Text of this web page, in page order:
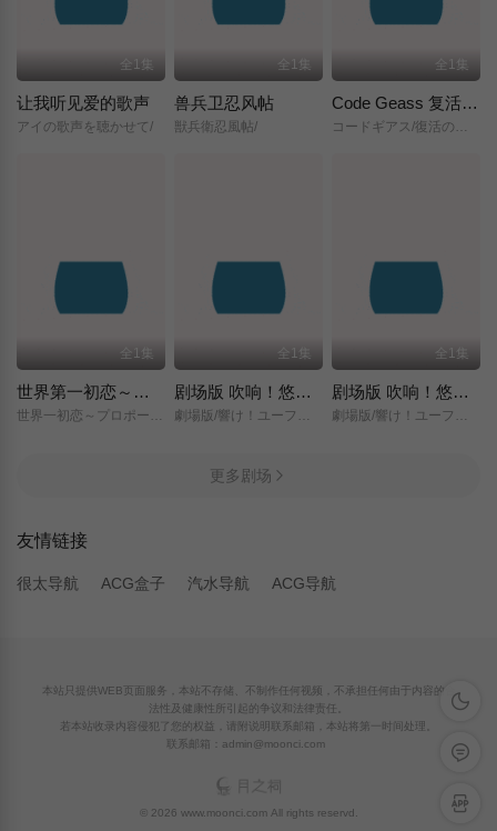
全1集
让我听见爱的歌声
アイの歌声を聴かせて/
全1集
兽兵卫忍风帖
獣兵衛忍風帖/
全1集
Code Geass 复活的鲁路修
コードギアス/復活のルルーシュ/
全1集
世界第一初恋～求婚篇～
全1集
剧场版 吹响！悠风号～想要传达的旋律～
全1集
剧场版 吹响！悠风号～誓言的终章～
更多剧场
友情链接
很太导航 ACG盒子 汽水导航 ACG导航
深色模
留言反
APP下
本站只提供WEB页面服务，本站不存储、不制作任何视频，不承担任何由于内容的合
法性及健康性所引起的争议和法律责任。
若本站收录内容侵犯了您的权益，请附说明联系邮箱，本站将第一时间处理。
联系邮箱：admin@moonci.com
© 2026 www.moonci.com All rights reservd.